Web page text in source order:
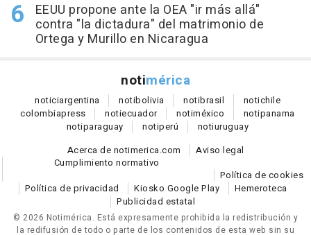
EEUU propone ante la OEA "ir más allá"
contra "la dictadura" del matrimonio de
Ortega y Murillo en Nicaragua
notimérica
noticiargentina notibolivia notibrasil notichile
colombiapress notiecuador notiméxico notipanama
notiparaguay notiperú notiuruguay
Acerca de notimerica.com
Aviso legal
Cumplimiento normativo
Política de cookies
Política de privacidad
Kiosko Google Play
Hemeroteca
Publicidad estatal
© 2026 Notimérica. Está expresamente prohibida la redistribución y
la redifusión de todo o parte de los contenidos de esta web sin su